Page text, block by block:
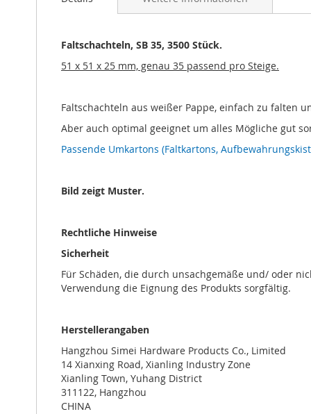
Faltschachteln, SB 35, 3500 Stück.
51 x 51 x 25 mm, genau 35 passend pro Steige.
Faltschachteln aus weißer Pappe, einfach zu falten
Aber auch optimal geeignet um alles Mögliche gut
Passende Umkartons (Faltkartons,
Bild zeigt Muster.
Rechtliche Hinweise
Sicherheit
Für Schäden, die durch unsachgemäße und/ oder
Verwendung die Eignung des Produkts sorgfältig.
Herstellerangaben
Hangzhou Simei Hardware Products Co., Limited
14 Xianxing Road, Xianling Industry Zone
Xianling Town, Yuhang District
311122, Hangzhou
CHINA